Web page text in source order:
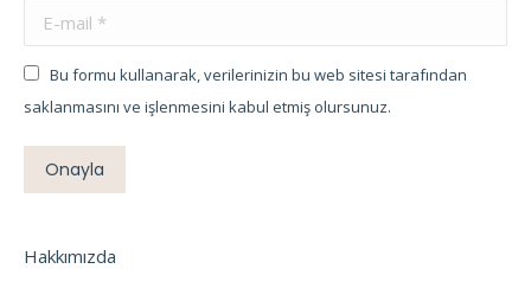
E-mail *
Bu formu kullanarak, verilerinizin bu web sitesi tarafından
saklanmasını ve işlenmesini kabul etmiş olursunuz.
Onayla
Hakkımızda